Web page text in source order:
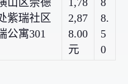
紫瑞社区
公寓301
2,87
8.00
元
8.
5
0